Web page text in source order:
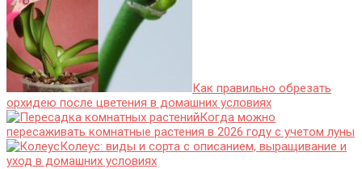
Как правильно обрезать
орхидею после цветения в домашних условиях
Когда можно
пересаживать комнатные растения в 2026 году с учетом луны
Колеус: виды и сорта с описанием, выращивание и
уход в домашних условиях